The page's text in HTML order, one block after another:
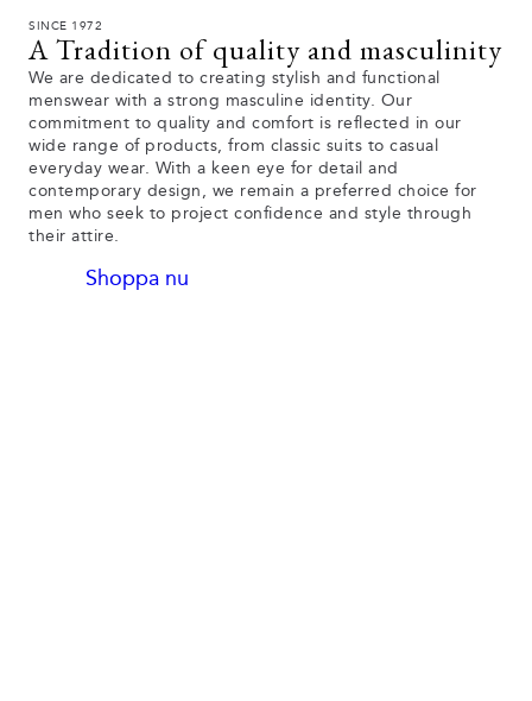
SINCE 1972
A Tradition of quality and masculinity
We are dedicated to creating stylish and functional
menswear with a strong masculine identity. Our
commitment to quality and comfort is reflected in our
wide range of products, from classic suits to casual
everyday wear. With a keen eye for detail and
contemporary design, we remain a preferred choice for
men who seek to project confidence and style through
their attire.
Shoppa nu